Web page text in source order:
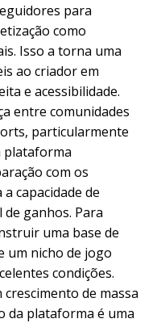
para
como
Isso a torna uma
ao criador em
e acessibilidade.
entre comunidades
particularmente
plataforma
com os
capacidade de
ganhos. Para
uma base de
um nicho de jogo
condições.
de massa
da plataforma é uma